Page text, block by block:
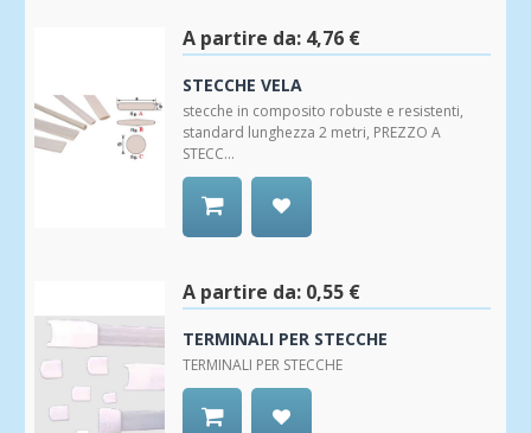
A partire da: 4,76 €
STECCHE VELA
stecche in composito robuste e resistenti,
standard lunghezza 2 metri, PREZZO A
STECC...
Wishlist
A partire da: 0,55 €
TERMINALI PER STECCHE
TERMINALI PER STECCHE